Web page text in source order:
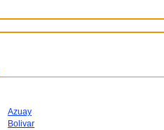
Azuay
Bolivar